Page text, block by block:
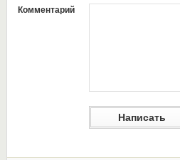
Комментарий